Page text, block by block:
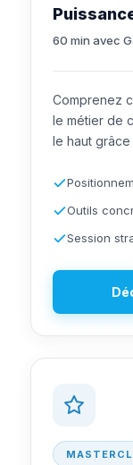
60 min avec
Comprenez
le métier de
le haut grâce
Outils
Session